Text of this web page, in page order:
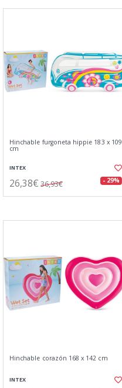
Hinchable furgoneta hippie 183 x 109
cm
INTEX
26,38€ 36,93€ - 29%
Hinchable corazón 168 x 142 cm
INTEX